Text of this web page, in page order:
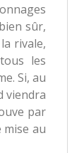
sûr,
rivale,
les
Si, au
viendra
par
au